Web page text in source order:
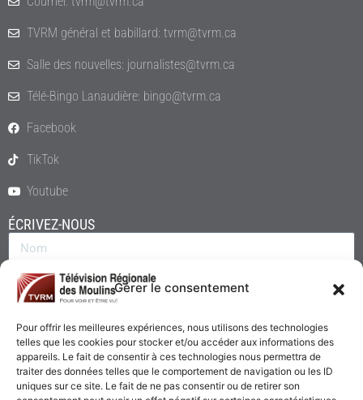
Gérer le consentement
Pour offrir les meilleures expériences, nous utilisons des technologies
telles que les cookies pour stocker et/ou accéder aux informations des
appareils. Le fait de consentir à ces technologies nous permettra de
traiter des données telles que le comportement de navigation ou les ID
uniques sur ce site. Le fait de ne pas consentir ou de retirer son
TVRM général et babillard: tvrm@tvrm.ca
Salle des nouvelles: journalistes@tvrm.ca
Télé-Bingo Lanaudière: bingo@tvrm.ca
Facebook
TikTok
Youtube
ÉCRIVEZ-NOUS